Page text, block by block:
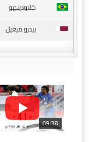
كلاودينهو
بيدرو ميغيل
09:38